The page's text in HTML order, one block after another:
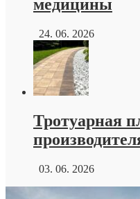
медицины
24. 06. 2026
Тротуарная
03. 06. 2026